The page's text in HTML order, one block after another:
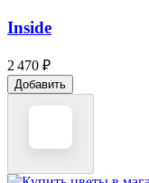
Inside
2 470 ₽
Добавить